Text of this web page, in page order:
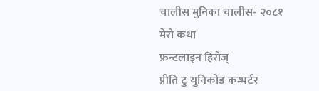
चालीस मुनिका चालीस- २०८१
मेरो कथा
फ्रन्टलाइन हिरोज्
प्रीति टु युनिकोड कन्भर्टर